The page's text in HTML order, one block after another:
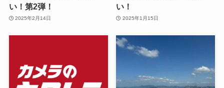
い！第2弾！
2025年2月14日
い！
2025年1月15日